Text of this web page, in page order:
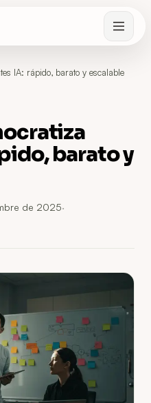
IA: rápido, barato y escalable
barato y
de 2025·